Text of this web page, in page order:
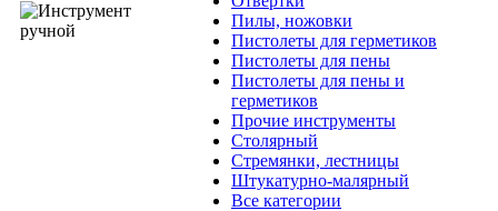
Пилы, ножовки
Пистолеты для герметиков
Пистолеты для пены
Пистолеты для пены и
герметиков
Прочие инструменты
Столярный
Стремянки, лестницы
Штукатурно-малярный
Все категории